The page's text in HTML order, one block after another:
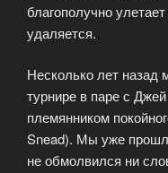
благополучно
удаляется.
Несколько лет назад
турнире в паре с
племянником
Snead). Мы уже
не обмолвился ни